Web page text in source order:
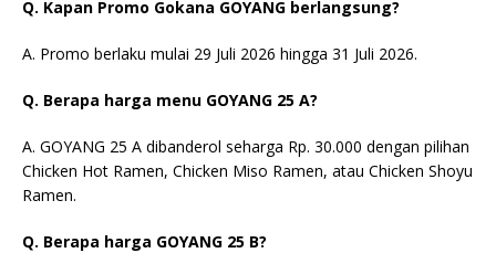
Q. Kapan Promo Gokana GOYANG berlangsung?
A. Promo berlaku mulai 29 Juli 2026 hingga 31 Juli 2026.
Q. Berapa harga menu GOYANG 25 A?
A. GOYANG 25 A dibanderol seharga Rp. 30.000 dengan pilihan
Chicken Hot Ramen, Chicken Miso Ramen, atau Chicken Shoyu
Ramen.
Q. Berapa harga GOYANG 25 B?